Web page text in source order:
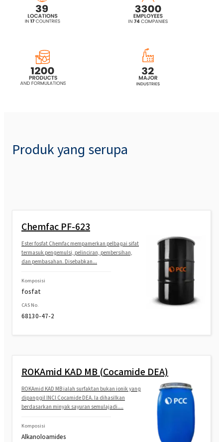
ROKAmina®L30B (Lauryl betaine)
ROKAmina®L30B MB (Lauryl betaine)
ROKAmina®K40 MB (Cocamidopropyl
Betaine)
Produk yang serupa
Chemfac PF-623
Ester fosfat Chemfac mempamerkan pelbagai sifat
termasuk pengemulsi, pelinciran, pembersihan,
dan pembasahan. Disebabkan...
Komposisi
fosfat
CAS No.
68130-47-2
ROKAmid KAD MB (Cocamide DEA)
ROKAmid KAD MB ialah surfaktan bukan ionik yang
dipanggil INCI Cocamide DEA. Ia dihasilkan
berdasarkan minyak sayuran semulajadi....
Komposisi
Alkanoloamides